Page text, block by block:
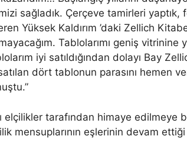
sağladık. Çerçeve tamirleri
Yüksek Kaldırım ’daki Zellich
Tablolarımı geniş
iyi satıldığından dolayı Bay
dört tablonun parasını hemen
elçilikler tarafından himaye edilmeye
mensuplarının eşlerinin devam